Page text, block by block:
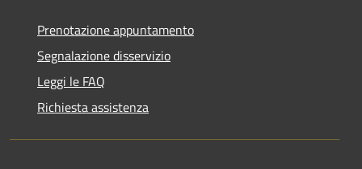
Prenotazione appuntamento
Segnalazione disservizio
Leggi le FAQ
Richiesta assistenza